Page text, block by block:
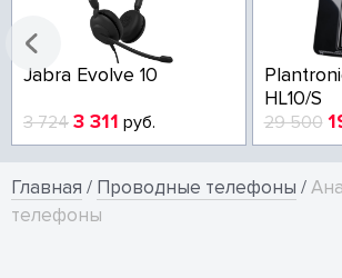
Jabra Evolve 10
3 724 3 311 руб.
HL10/S
29 500
Главная / Проводные телефоны /
телефоны